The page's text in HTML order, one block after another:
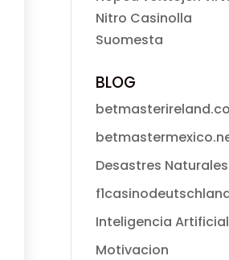
Nitro Casinolla
Suomesta
BLOG
Desastres Naturales
Inteligencia Artificial
Motivacion